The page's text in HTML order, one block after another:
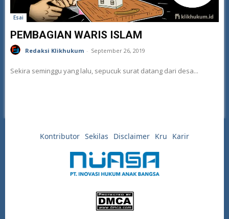
Esai
PEMBAGIAN WARIS ISLAM
Redaksi Klikhukum - September 26, 2019
Sekira seminggu yang lalu, sepucuk surat datang dari desa...
Kontributor Sekilas Disclaimer Kru Karir